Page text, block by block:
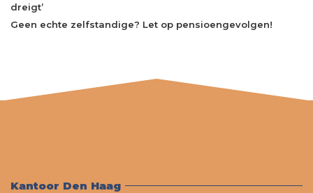
dreigt’
Geen echte zelfstandige? Let op pensioengevolgen!
Kantoor Den Haag